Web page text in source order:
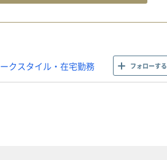
クスタイル・在宅勤務 フォローする